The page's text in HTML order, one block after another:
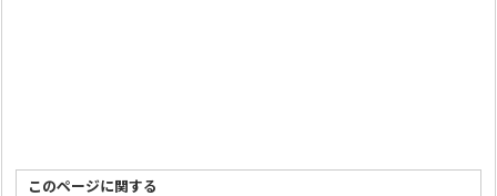
このページに関する